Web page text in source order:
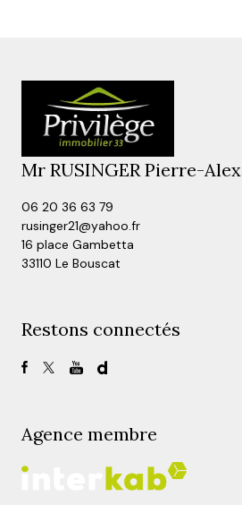
Mr RUSINGER Pierre-
06 20 36 63 79
rusinger21@yahoo.fr
16 place Gambetta
33110 Le Bouscat
Restons connectés
Agence membre